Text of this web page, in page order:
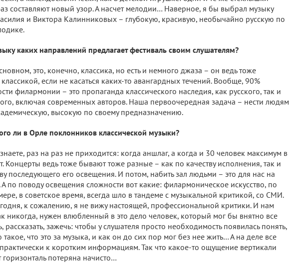
составляют новый узор. А насчет мелодии… Наверное, я бы выбрал музыку
и Виктора Калинниковых – глубокую, красивую, необычайно русскую по
каких направлений предлагает фестиваль своим слушателям?
это, конечно, классика, но есть и немного джаза – он ведь тоже
классикой, если не касаться каких-то авангардных течений. Вообще, 90%
филармонии – это пропаганда классического наследия, как русского, так и
включая современных авторов. Наша первоочередная задача – нести людям
высокую по своему предназначению.
ли в Орле поклонников классической музыки?
раз на раз не приходится: когда аншлаг, а когда и 30 человек максимум в
Концерты ведь тоже бывают тоже разные – как по качеству исполнения, так и
последующего его освещения. И потом, набить зал людьми – это для нас на
А по поводу освещения сложности вот какие: филармоническое искусство, по
в советское время, всегда шло в тандеме с музыкальной критикой, со СМИ.
к сожалению, я не вижу настоящей, профессиональной критики. И нам
никогда, нужен влюбленный в это дело человек, который мог бы внятно все
рассказать, зажечь: чтобы у слушателя просто необходимость появилась понять,
такое, что это за музыка, и как он до сих пор мог без нее жить… А на деле все
к коротким информациям. Так что какое-то ощущение вертикали
горизонталь потеряна начисто…